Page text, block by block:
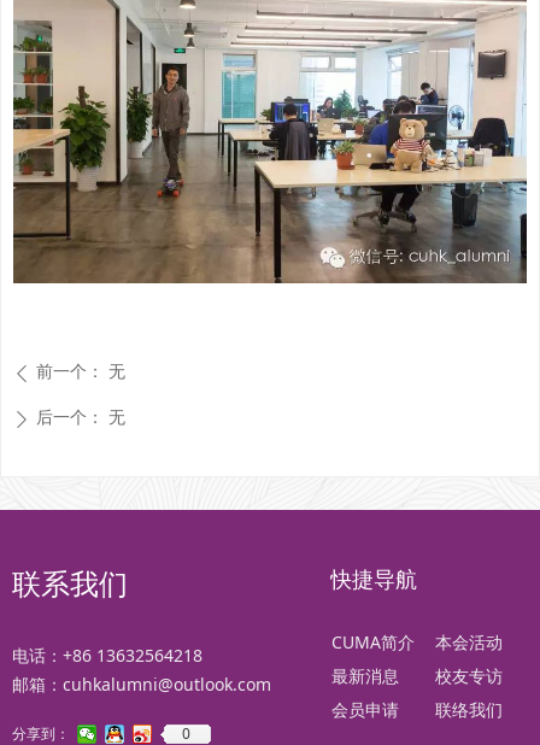
ꄴ 前一个： 无
ꄲ 后一个： 无
联系我们
分享到： 0
电话：+86 13632564218
邮箱：cuhkalumni@outlook.com
快捷导航
CUMA简介
最新消息
会员申请
本会活动
校友专访
联络我们